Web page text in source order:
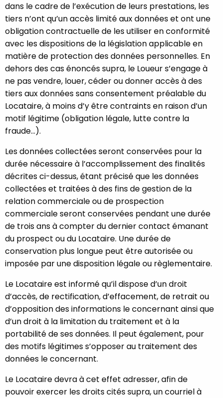
dans le cadre de l’exécution de leurs prestations, les
tiers n’ont qu’un accès limité aux données et ont une
obligation contractuelle de les utiliser en conformité
avec les dispositions de la législation applicable en
matière de protection des données personnelles. En
dehors des cas énoncés supra, le Loueur s’engage à
ne pas vendre, louer, céder ou donner accès à des
tiers aux données sans consentement préalable du
Locataire, à moins d’y être contraints en raison d’un
motif légitime (obligation légale, lutte contre la
fraude...).
Les données collectées seront conservées pour la
durée nécessaire à l’accomplissement des finalités
décrites ci-dessus, étant précisé que les données
collectées et traitées à des fins de gestion de la
relation commerciale ou de prospection
commerciale seront conservées pendant une durée
de trois ans à compter du dernier contact émanant
du prospect ou du Locataire. Une durée de
conservation plus longue peut être autorisée ou
imposée par une disposition légale ou règlementaire.
Le Locataire est informé qu’il dispose d’un droit
d’accès, de rectification, d’effacement, de retrait ou
d’opposition des informations le concernant ainsi que
d’un droit à la limitation du traitement et à la
portabilité de ses données. Il peut également, pour
des motifs légitimes s’opposer au traitement des
données le concernant.
Le Locataire devra à cet effet adresser, afin de
pouvoir exercer les droits cités supra, un courriel à